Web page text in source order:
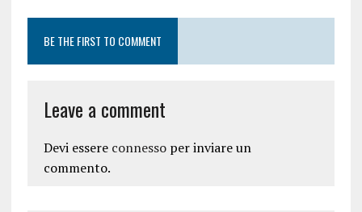
BE THE FIRST TO COMMENT
Leave a comment
Devi essere connessoper inviare un
commento.